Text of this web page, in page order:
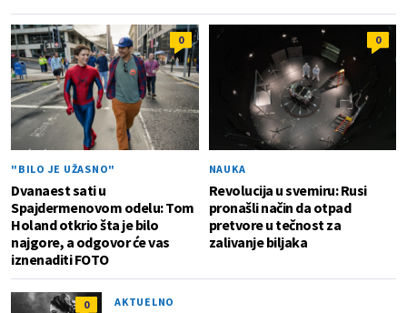
0
"BILO JE UŽASNO"
Dvanaest sati u
Spajdermenovom odelu: Tom
Holand otkrio šta je bilo
najgore, a odgovor će vas
iznenaditi FOTO
0
NAUKA
Revolucija u svemiru: Rusi
pronašli način da otpad
pretvore u tečnost za
zalivanje biljaka
0 AKTUELNO